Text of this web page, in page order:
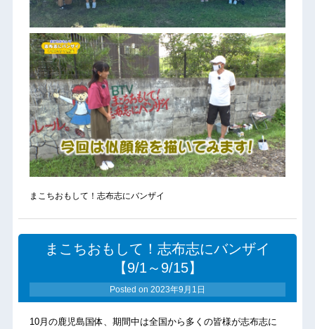
まこちおもして！志布志にバンザイ
まこちおもして！志布志にバンザイ
【9/1～9/15】
Posted on 2023年9月1日
10月の鹿児島国体、期間中は全国から多くの皆様が志布志に